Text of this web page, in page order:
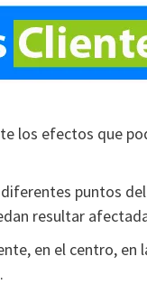
los efectos que
diferentes puntos
resultar
en el centro, en